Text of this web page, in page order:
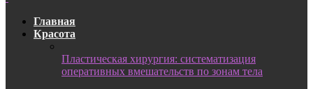
Главная
Красота
Пластическая хирургия: систематизация
оперативных вмешательств по зонам тела